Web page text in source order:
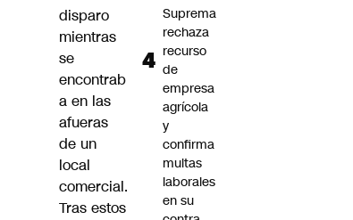
disparo
mientras
se
encontrab
a en las
afueras
de un
local
comercial.
Tras estos
Suprema
rechaza
recurso
de
empresa
agrícola
y
confirma
multas
laborales
en su